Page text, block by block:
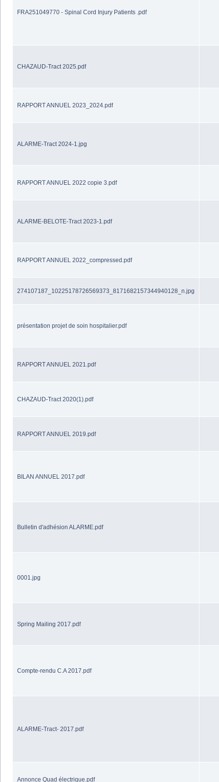
FRA251049770 - Spinal Cord Injury Patients .pdf
CHAZAUD-Tract 2025.pdf
RAPPORT ANNUEL 2023_2024.pdf
ALARME-Tract 2024-1.jpg
RAPPORT ANNUEL 2022 copie 3.pdf
ALARME-BELOTE-Tract 2023-1.pdf
RAPPORT ANNUEL 2022_compressed.pdf
274107187_10225178726569373_8171682157344940128_n.jpg
présentation projet de soin hospitalier.pdf
RAPPORT ANNUEL 2021.pdf
CHAZAUD-Tract 2020(1).pdf
RAPPORT ANNUEL 2019.pdf
BILAN ANNUEL 2017.pdf
Bulletin d'adhésion ALARME.pdf
0001.jpg
Spring Mailing 2017.pdf
Compte-rendu C.A 2017.pdf
ALARME-Tract- 2017.pdf
Annonce Quad électrique.pdf